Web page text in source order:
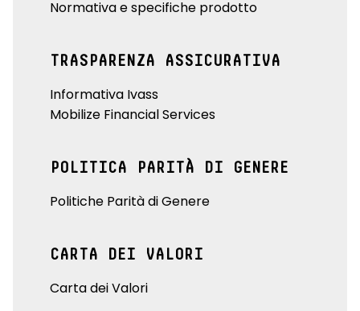
Normativa e specifiche prodotto
TRASPARENZA ASSICURATIVA
Informativa Ivass
Mobilize Financial Services
POLITICA PARITÀ DI GENERE
Politiche Parità di Genere
CARTA DEI VALORI
Carta dei Valori